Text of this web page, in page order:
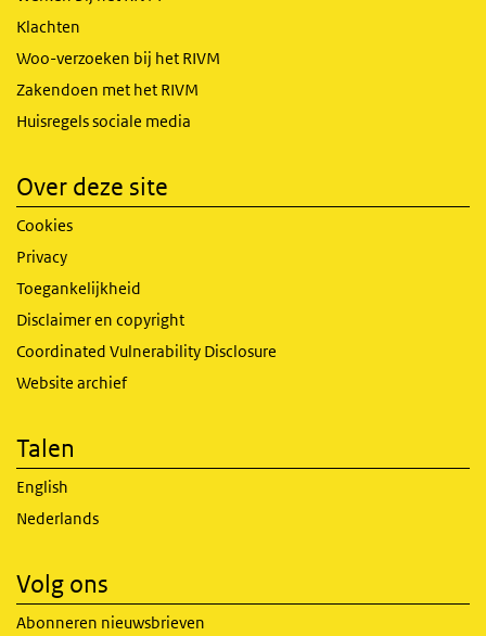
Klachten
Woo-verzoeken bij het RIVM
Zakendoen met het RIVM
Huisregels sociale media
Over deze site
Cookies
Privacy
Toegankelijkheid
Disclaimer en copyright
Coordinated Vulnerability Disclosure
Website archief
Talen
English
Nederlands
Volg ons
Abonneren nieuwsbrieven